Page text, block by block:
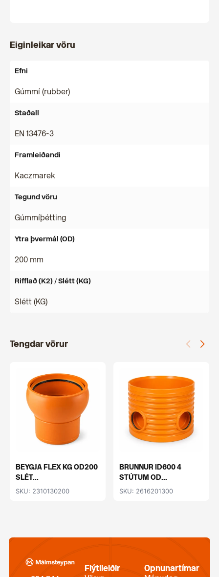
Eiginleikar vöru
Efni
Gúmmí (rubber)
Staðall
EN 13476-3
Framleiðandi
Kaczmarek
Tegund vöru
Gúmmíþétting
Ytra þvermál (OD)
200 mm
Rifflað (K2) / Slétt (KG)
Slétt (KG)
Tengdar vörur
BEYGJA FLEX KG OD200
SLÉT...
SKU: 2310130200
BRUNNUR ID600 4
STÚTUM OD...
SKU: 2616201300
Flýtileiðir Opnunartímar